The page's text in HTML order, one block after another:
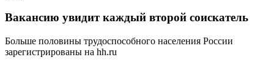
Вакансию увидит каждый второй соискатель
Больше половины трудоспособного населения России
зарегистрированы на hh.ru